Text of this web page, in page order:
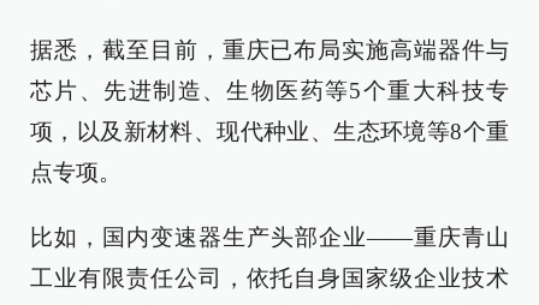
据悉，截至目前，重庆已布局实施高端器件与
芯片、先进制造、生物医药等5个重大科技专
项，以及新材料、现代种业、生态环境等8个重
点专项。
比如，国内变速器生产头部企业——重庆青山
工业有限责任公司，依托自身国家级企业技术